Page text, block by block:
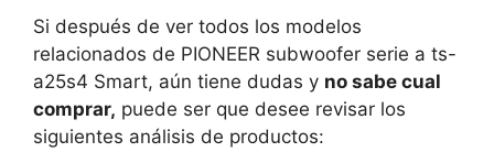
Si después de ver todos los modelos
relacionados de PIONEER subwoofer serie a ts-
a25s4 Smart, aún tiene dudas y no sabe cual
comprar, puede ser que desee revisar los
siguientes análisis de productos: